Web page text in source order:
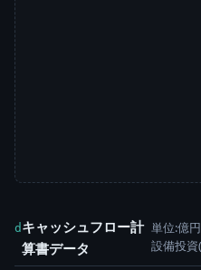
d キャッシュフロー計
算書データ
単位:億
設備投資